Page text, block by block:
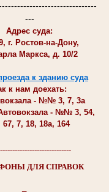
---
Адрес суда:
г. Ростов-на-Дону,
Маркса, д. 10/2
к зданию суда
к нам доехать:
- №№ 3, 7, 3а
- №№ 3, 54,
67, 7, 18, 18а, 164
ДЛЯ СПРАВОК